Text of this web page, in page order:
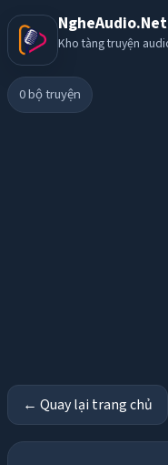
NgheAudio.Net
Kho tàng truyện
0bộ truyện
← Quay lại trang chủ